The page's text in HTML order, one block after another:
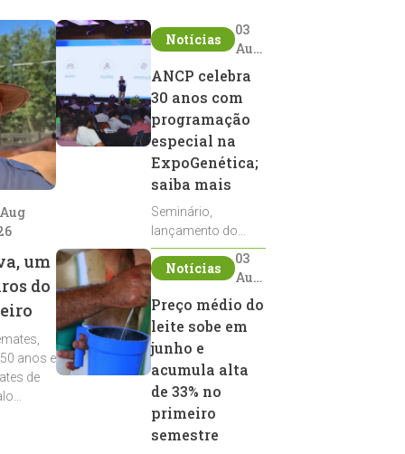
um
do
anos e
de
Notícias
03
Aug
ANCP celebra
30 anos com
programação
especial na
ExpoGenética;
saiba mais
Seminário,
lançamento do
Sumário de Touros,
debates, podcast,
reprodutores e
homenagens
integram a
programação da
entidade durante a
ExpoGenética 2026
Notícias
03
Aug
2026
Preço médio do
leite sobe em
junho e
acumula alta
de 33% no
primeiro
semestre